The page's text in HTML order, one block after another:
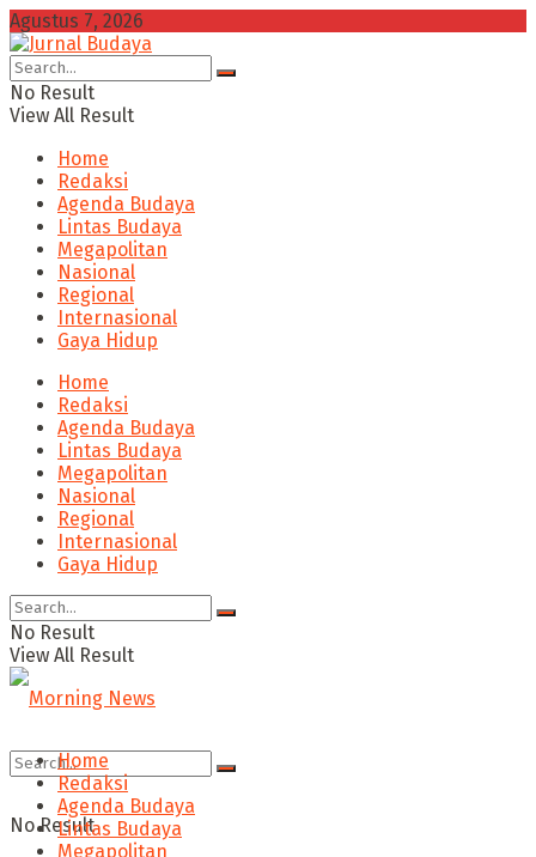
Agustus 7, 2026
No Result
View All Result
Home
Redaksi
Agenda Budaya
Lintas Budaya
Megapolitan
Nasional
Regional
Internasional
Gaya Hidup
Home
Redaksi
Agenda Budaya
Lintas Budaya
Megapolitan
Nasional
Regional
Internasional
Gaya Hidup
No Result
View All Result
No Result
Home
Redaksi
Agenda Budaya
Lintas Budaya
Megapolitan